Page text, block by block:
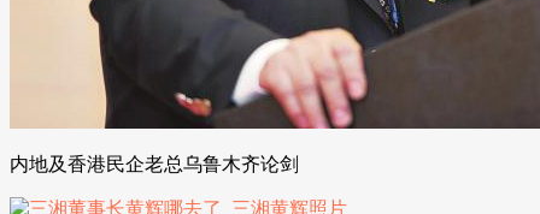
内地及香港民企老总乌鲁木齐论剑